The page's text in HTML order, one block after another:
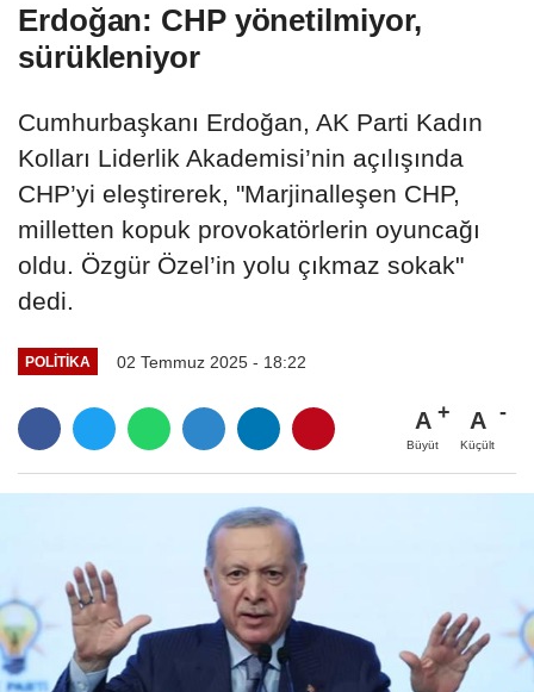
Erdoğan: CHP yönetilmiyor,
sürükleniyor
Cumhurbaşkanı Erdoğan, AK Parti Kadın
Kolları Liderlik Akademisi’nin açılışında
CHP’yi eleştirerek, "Marjinalleşen CHP,
milletten kopuk provokatörlerin oyuncağı
oldu. Özgür Özel’in yolu çıkmaz sokak"
dedi.
POLITIKA 02 Temmuz 2025 - 18:22
A
Büyüt
A
Küçült